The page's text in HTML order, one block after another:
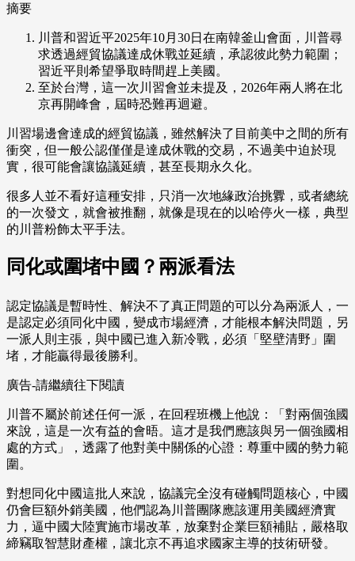
摘要
川普和習近平2025年10月30日在南韓釜山會面，川普尋
求透過經貿協議達成休戰並延續，承認彼此勢力範圍；
習近平則希望爭取時間趕上美國。
至於台灣，這一次川習會並未提及，2026年兩人將在北
京再開峰會，屆時恐難再迴避。
川習場邊會達成的經貿協議，雖然解決了目前美中之間的所有
衝突，但一般公認僅僅是達成休戰的交易，不過美中迫於現
實，很可能會讓協議延續，甚至長期永久化。
很多人並不看好這種安排，只消一次地緣政治挑釁，或者總統
的一次發文，就會被推翻，就像是現在的以哈停火一樣，典型
的川普粉飾太平手法。
同化或圍堵中國？兩派看法
認定協議是暫時性、解決不了真正問題的可以分為兩派人，一
是認定必須同化中國，變成市場經濟，才能根本解決問題，另
一派人則主張，與中國已進入新冷戰，必須「堅壁清野」圍
堵，才能贏得最後勝利。
廣告-請繼續往下閱讀
川普不屬於前述任何一派，在回程班機上他說：「對兩個強國
來說，這是一次有益的會晤。這才是我們應該與另一個強國相
處的方式」，透露了他對美中關係的心證：尊重中國的勢力範
圍。
對想同化中國這批人來說，協議完全沒有碰觸問題核心，中國
仍會巨額外銷美國，他們認為川普團隊應該運用美國經濟實
力，逼中國大陸實施市場改革，放棄對企業巨額補貼，嚴格取
締竊取智慧財產權，讓北京不再追求國家主導的技術研發。